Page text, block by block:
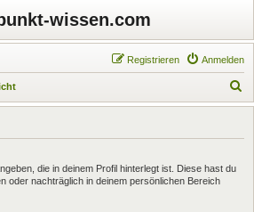
wissen.com
Anmelden
Registrieren
u
die in deinem Profil hinterlegt ist. Diese hast du
oder nachträglich in deinem persönlichen Bereich